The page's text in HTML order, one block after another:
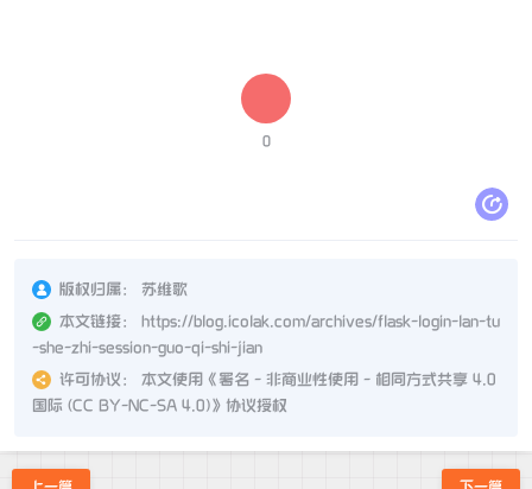
0
版权归属：
苏维歌
本文链接：
https://blog.icolak.com/archives/flask-login-lan-tu
-she-zhi-session-guo-qi-shi-jian
许可协议：
本文使用《署名 - 非商业性使用 - 相同方式共享 4.0
国际 (CC BY-NC-SA 4.0)》协议授权